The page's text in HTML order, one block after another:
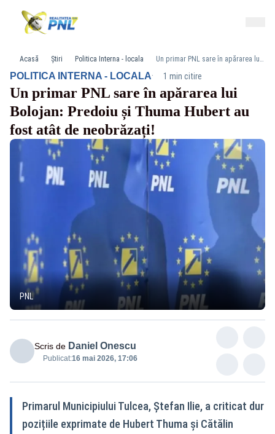
Acasă Știri Politica Interna - locala Un primar PNL sare în apărarea lui Bolojan: Predoiu și Thuma Hubert au fost atât de neobrăzați!
POLITICA INTERNA - LOCALA· 1 min citire
Un primar PNL sare în apărarea lui
Bolojan: Predoiu și Thuma Hubert au
fost atât de neobrăzați!
PNL
Scris de Daniel Onescu
Publicat:16 mai 2026, 17:06
Primarul Municipiului Tulcea, Ștefan Ilie, a criticat dur
pozițiile exprimate de Hubert Thuma și Cătălin